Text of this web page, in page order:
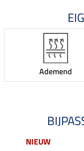
Ademend
NIEUW